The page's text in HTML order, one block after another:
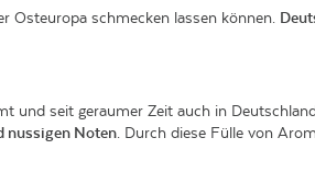
Osteuropa schmecken lassen können.
und seit geraumer Zeit auch in
nussigen Noten . Durch diese Fülle von